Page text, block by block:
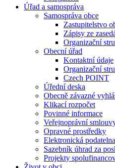
Úřad a samospráva
Samospráva obce
Zastupitelstvo
Zápisy ze
Organizační
Obecní úřad
Kontaktní údaje
Organizační
Czech POINT
Úřední deska
Obecně závazné
Klikací rozpočet
Povinné informace
Veřejnoprávní
Opravné prostředky
Elektronická podatelna
Sazebník úhrad za
Projekty